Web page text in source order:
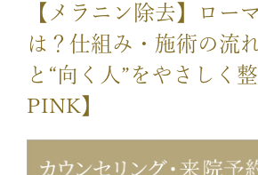
【メラニン除去】ロー
は？仕組み・施術の流
と“向く人”をやさしく
PINK】